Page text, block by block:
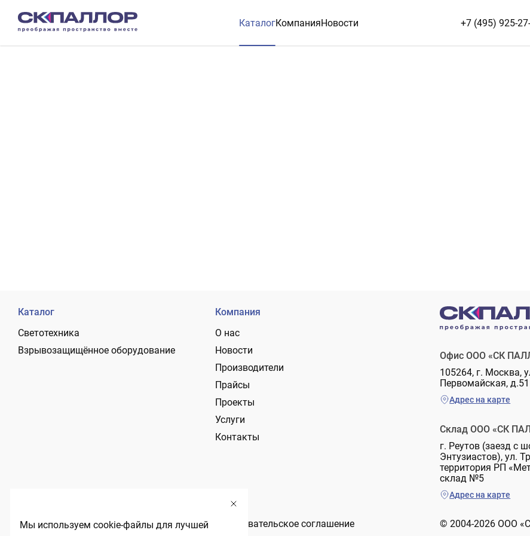
КаталогКомпанияНовости +7 (495) 925-
Каталог
Светотехника
Взрывозащищённое оборудование
Политика обработки персональных данных
Компания
О нас
Новости
Производители
Прайсы
Проекты
Услуги
Контакты
Пользовательское соглашение
Офис ООО «СК
105264, г. Москва,
Первомайская, д.51
Адрес на карте
Склад ООО «СК
г. Реутов (заезд с
Энтузиастов), ул.
территория РП
склад №5
Адрес на карте
© 2004-2026 ООО
Мы используем cookie-файлы для лучшей